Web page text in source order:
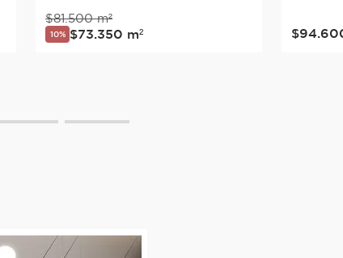
$81.500 m²
10% $73.350 m² $94.